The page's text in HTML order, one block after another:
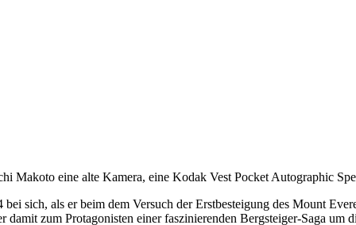
Makoto eine alte Kamera, eine Kodak Vest Pocket Autographic
sich, als er beim dem Versuch der Erstbesteigung des Mount
zum Protagonisten einer faszinierenden Bergsteiger-Saga um